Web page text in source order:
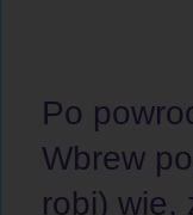
Po
Wbrew
robi) wie,